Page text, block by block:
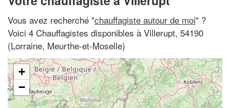
Vous avez recherché "chauffagiste autour de moi" ?
Voici 4 Chauffagistes disponibles à Villerupt, 54190
(Lorraine, Meurthe-et-Moselle)
+
−